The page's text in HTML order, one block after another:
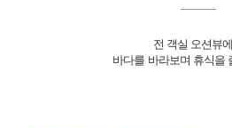
전 객실 오션뷰
바다를 바라보며 휴식을